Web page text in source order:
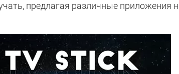
предлагая различные приложения